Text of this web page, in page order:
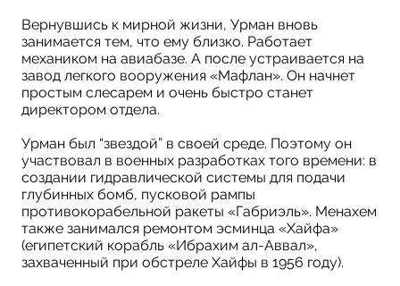
Вернувшись к мирной жизни, Урман вновь
занимается тем, что ему близко. Работает
механиком на авиабазе. А после устраивается на
завод легкого вооружения «Мафлан». Он начнет
простым слесарем и очень быстро станет
директором отдела.
Урман был “звездой” в своей среде. Поэтому он
участвовал в военных разработках того времени: в
создании гидравлической системы для подачи
глубинных бомб, пусковой рампы
противокорабельной ракеты «Габриэль». Менахем
также занимался ремонтом эсминца «Хайфа»
(египетский корабль «Ибрахим ал-Аввал»,
захваченный при обстреле Хайфы в 1956 году).